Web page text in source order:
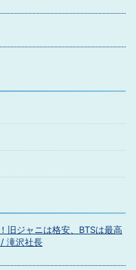
旧ジャニは格安、BTSは最高
滝沢社長